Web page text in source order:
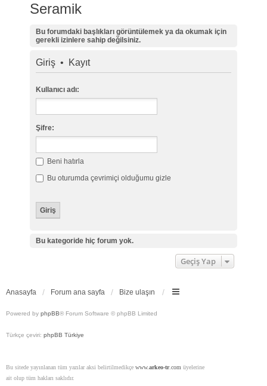
Seramik
Bu forumdaki başlıkları görüntülemek ya da okumak için
gerekli izinlere sahip değilsiniz.
Giriş• Kayıt
Kullanıcı adı:
Şifre:
Beni hatırla
Bu oturumda çevrimiçi olduğumu gizle
Bu kategoride hiç forum yok.
Geçiş Yap
Anasayfa Forum ana sayfa Bize ulaşın
Powered by phpBB® Forum Software © phpBB Limited
Türkçe çeviri: phpBB Türkiye
Bu sitede yayınlanan tüm yazılar aksi belirtilmedikçe www.arkeo-tr.com üyelerine
ait olup tüm hakları saklıdır.